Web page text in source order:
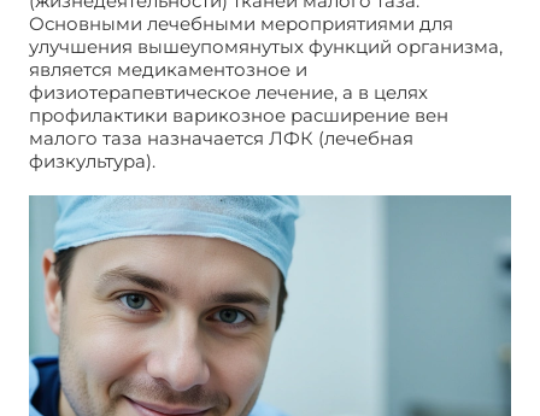
Основными лечебными мероприятиями для
улучшения вышеупомянутых функций организма,
является медикаментозное и
физиотерапевтическое лечение, а в целях
профилактики варикозное расширение вен
малого таза назначается ЛФК (лечебная
физкультура).